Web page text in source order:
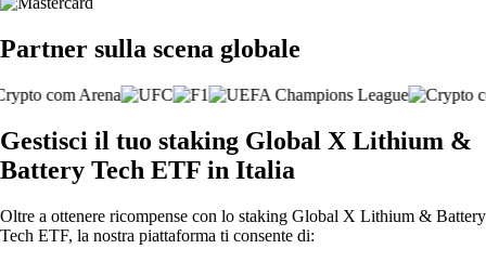
Partner sulla scena globale
Gestisci il tuo staking Global X Lithium &
Battery Tech ETF in Italia
Oltre a ottenere ricompense con lo staking Global X Lithium & Battery
Tech ETF, la nostra piattaforma ti consente di: